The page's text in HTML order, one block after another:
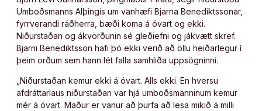
Umboðsmanns Alþingis um vanhæfi Bjarna Benediktssonar,
fyrrverandi ráðherra, bæði koma á óvart og ekki.
Niðurstaðan og ákvörðunin sé gleðiefni og jákvætt skref.
Bjarni Benediktsson hafi þó ekki verið að öllu heiðarlegur í
þeim orðum sem hann lét falla samhliða uppsögninni.
„Niðurstaðan kemur ekki á óvart. Alls ekki. En hversu
afdráttarlaus niðurstaðan var hjá umboðsmanninum kemur
mér á óvart. Maður er vanur að þurfa að lesa mikið á milli